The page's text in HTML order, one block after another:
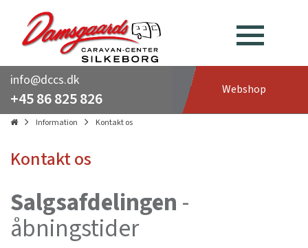
info@dccs.dk
+45 86 825 826 Webshop
Information Kontakt os
Kontakt os
Salgsafdelingen -
åbningstider